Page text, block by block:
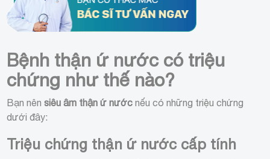
Bệnh thận ứ nước có triệu
chứng như thế nào?
Bạn nênsiêu âm thận ứ nước nếu có những triệu chứng
dưới đây:
Triệu chứng thận ứ nước cấp tính